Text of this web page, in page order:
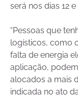
será nos dias 12
“Pessoas que
logísticos, como
falta de energia
aplicação,
alocados a mais
indicada no ato